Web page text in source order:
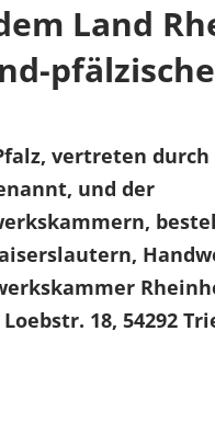
Land
vertreten
und der
18, 54292